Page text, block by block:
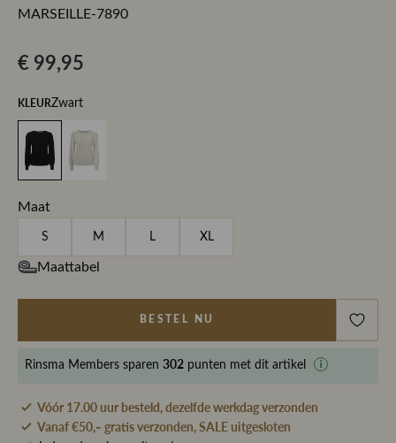
MARSEILLE-7890
€ 99,95
KLEURZwart
Maat
S M L XL
Maattabel
BESTEL NU
Rinsma Members sparen 302 punten met dit artikel
Vóór 17.00 uur besteld, dezelfde werkdag verzonden
Vanaf €50,- gratis verzonden, SALE uitgesloten